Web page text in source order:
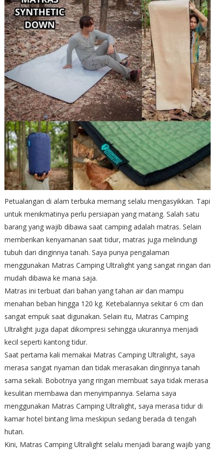
Petualangan di alam terbuka memang selalu mengasyikkan. Tapi
untuk menikmatinya perlu persiapan yang matang. Salah satu
barang yang wajib dibawa saat camping adalah matras. Selain
memberikan kenyamanan saat tidur, matras juga melindungi
tubuh dari dinginnya tanah. Saya punya pengalaman
menggunakan Matras Camping Ultralight yang sangat ringan dan
mudah dibawa ke mana saja.
Matras ini terbuat dari bahan yang tahan air dan mampu
menahan beban hingga 120 kg. Ketebalannya sekitar 6 cm dan
sangat empuk saat digunakan. Selain itu, Matras Camping
Ultralight juga dapat dikompresi sehingga ukurannya menjadi
kecil seperti kantong tidur.
Saat pertama kali memakai Matras Camping Ultralight, saya
merasa sangat nyaman dan tidak merasakan dinginnya tanah
sama sekali. Bobotnya yang ringan membuat saya tidak merasa
kesulitan membawa dan menyimpannya. Selama saya
menggunakan Matras Camping Ultralight, saya merasa tidur di
kamar hotel bintang lima meskipun sedang berada di tengah
hutan.
Kini, Matras Camping Ultralight selalu menjadi barang wajib yang